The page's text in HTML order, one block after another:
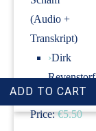
(Audio +
Transkript)
›Dirk
Revenstorf
Price: €5.50